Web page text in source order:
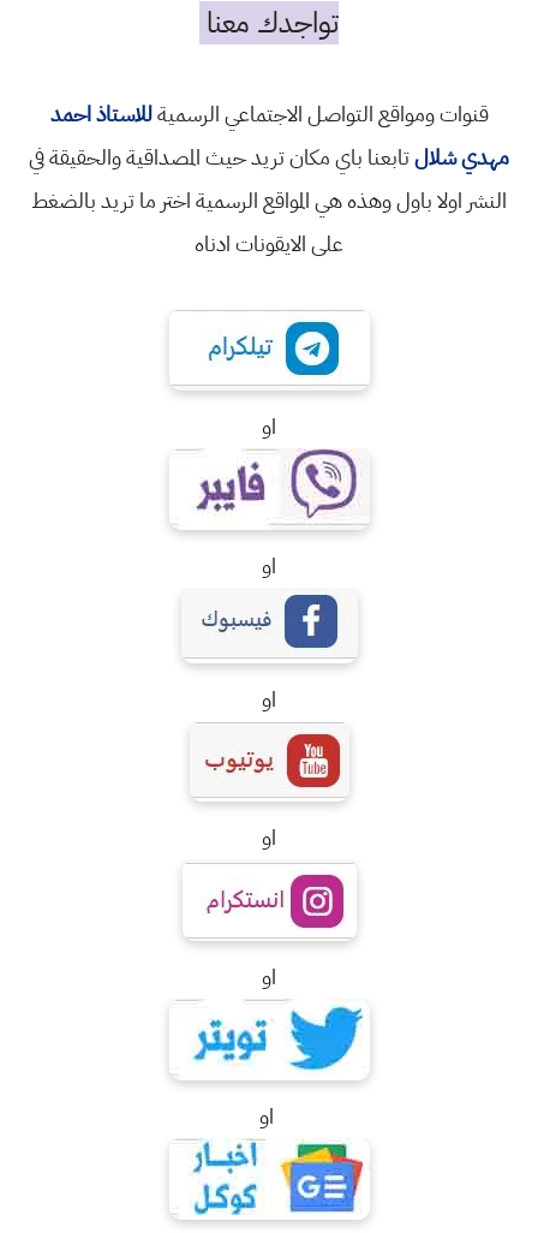
تواجدك معنا
قنوات ومواقع التواصل الاجتماعي الرسميةللاستاذ احمد
مهدي شلالتابعنا باي مكان تريد حيث المصداقية والحقيقة في
النشر اولا باول وهذه هي المواقع الرسمية اختر ما تريد بالضغط
على الايقونات ادناه
او
او
او
او
او
او